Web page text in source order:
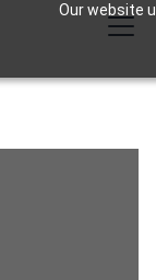
Our website